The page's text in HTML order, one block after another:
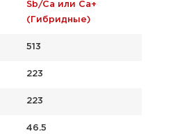
Sb/Ca или Ca+
(Гибридные)
513
223
223
46.5